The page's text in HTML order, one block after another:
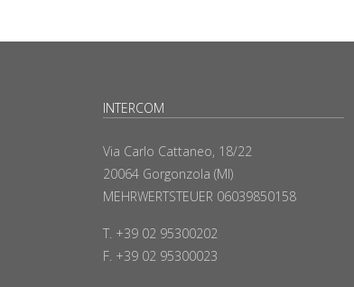
INTERCOM
Via Carlo Cattaneo, 18/22
20064 Gorgonzola (MI)
MEHRWERTSTEUER 06039850158
T. +39 02 95300202
F. +39 02 95300023